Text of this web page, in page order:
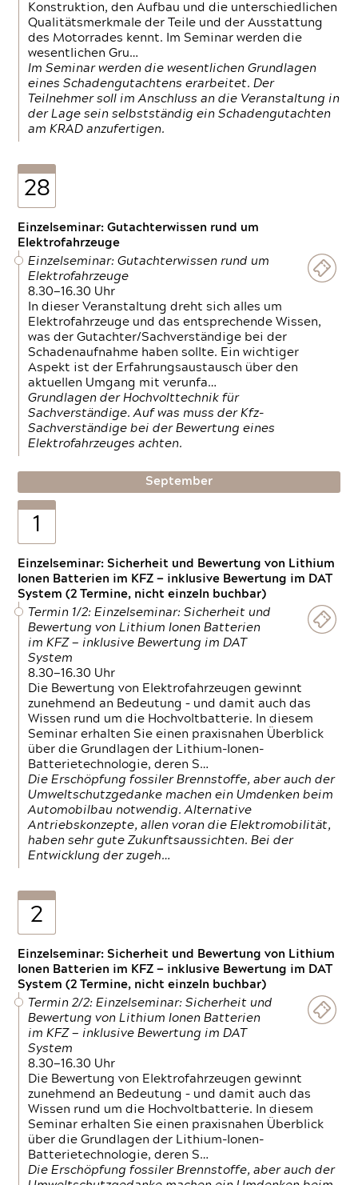
Konstruktion, den Aufbau und die unterschiedlichen
Qualitätsmerkmale der Teile und der Ausstattung
des Motorrades kennt. Im Seminar werden die
wesentlichen Gru…
Im Seminar werden die wesentlichen Grundlagen
eines Schadengutachtens erarbeitet. Der
Teilnehmer soll im Anschluss an die Veranstaltung in
der Lage sein selbstständig ein Schadengutachten
am KRAD anzufertigen.
28
Einzelseminar: Gutachterwissen rund um
Elektrofahrzeuge
Einzelseminar: Gutachterwissen rund um
Elektrofahrzeuge
8.30—16.30 Uhr
In dieser Veranstaltung dreht sich alles um
Elektrofahrzeuge und das entsprechende Wissen,
was der Gutachter/Sachverständige bei der
Schadenaufnahme haben sollte. Ein wichtiger
Aspekt ist der Erfahrungsaustausch über den
aktuellen Umgang mit verunfa…
Grundlagen der Hochvolttechnik für
Sachverständige. Auf was muss der Kfz-
Sachverständige bei der Bewertung eines
Elektrofahrzeuges achten.
September
1
Einzelseminar: Sicherheit und Bewertung von Lithium
Ionen Batterien im KFZ — inklusive Bewertung im DAT
System (2 Termine, nicht einzeln buchbar)
Termin 1/2: Einzelseminar: Sicherheit und
Bewertung von Lithium Ionen Batterien
im KFZ — inklusive Bewertung im DAT
System
8.30—16.30 Uhr
Die Bewertung von Elektrofahrzeugen gewinnt
zunehmend an Bedeutung – und damit auch das
Wissen rund um die Hochvoltbatterie. In diesem
Seminar erhalten Sie einen praxisnahen Überblick
über die Grundlagen der Lithium-Ionen-
Batterietechnologie, deren S…
Die Erschöpfung fossiler Brennstoffe, aber auch der
Umweltschutzgedanke machen ein Umdenken beim
Automobilbau notwendig. Alternative
Antriebskonzepte, allen voran die Elektromobilität,
haben sehr gute Zukunftsaussichten. Bei der
Entwicklung der zugeh…
2
Einzelseminar: Sicherheit und Bewertung von Lithium
Ionen Batterien im KFZ — inklusive Bewertung im DAT
System (2 Termine, nicht einzeln buchbar)
Termin 2/2: Einzelseminar: Sicherheit und
Bewertung von Lithium Ionen Batterien
im KFZ — inklusive Bewertung im DAT
System
8.30—16.30 Uhr
Die Bewertung von Elektrofahrzeugen gewinnt
zunehmend an Bedeutung – und damit auch das
Wissen rund um die Hochvoltbatterie. In diesem
Seminar erhalten Sie einen praxisnahen Überblick
über die Grundlagen der Lithium-Ionen-
Batterietechnologie, deren S…
Die Erschöpfung fossiler Brennstoffe, aber auch der